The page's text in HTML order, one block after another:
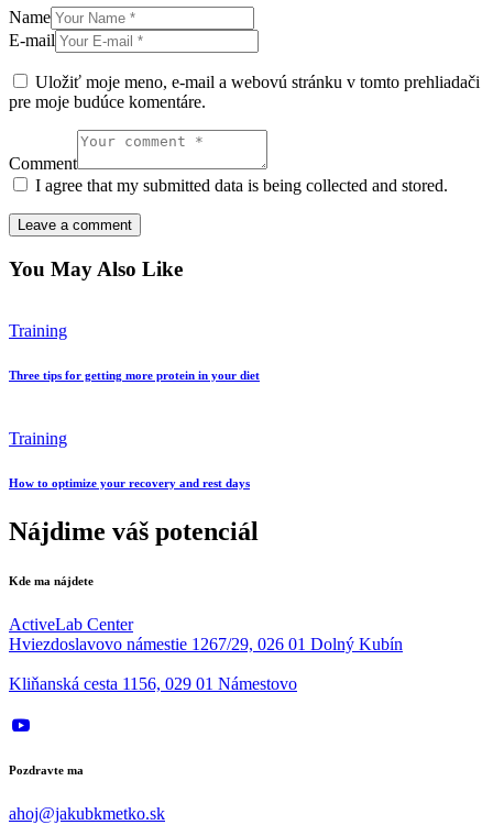
Name
E-mail
Uložiť moje meno, e-mail a webovú stránku v tomto prehliadači
pre moje budúce komentáre.
Comment
I agree that my submitted data is being collected and stored.
You May Also Like
Training
Three tips for getting more protein in your diet
Training
How to optimize your recovery and rest days
Nájdime váš potenciál
Kde ma nájdete
ActiveLab Center
Hviezdoslavovo námestie 1267/29, 026 01 Dolný Kubín
Kliňanská cesta 1156, 029 01 Námestovo
Pozdravte ma
ahoj@jakubkmetko.sk